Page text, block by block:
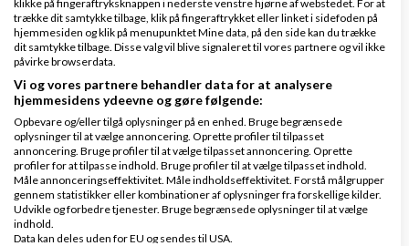
http://www.mudemedia.dk/
Han har lavet mittekstforfattersitewww.tt-
www.soundspectre.com
Mvh
Thomas Thomsen
Svar
klikke på fingeraftryksknappen i nederste venstre hjørne af webstedet. For at
trække dit samtykke tilbage, klik på fingeraftrykket eller linket i sidefoden på
hjemmesiden og klik på menupunktet Mine data, på den side kan du trække
dit samtykke tilbage. Disse valg vil blive signaleret til vores partnere og vil ikke
påvirke browserdata.
Vi og vores partnere behandler data for at analysere
hjemmesidens ydeevne og gøre følgende:
Opbevare og/eller tilgå oplysninger på en enhed. Bruge begrænsede
oplysninger til at vælge annoncering. Oprette profiler til tilpasset
annoncering. Bruge profiler til at vælge tilpasset annoncering. Oprette
profiler for at tilpasse indhold. Bruge profiler til at vælge tilpasset indhold.
Måle annonceringseffektivitet. Måle indholdseffektivitet. Forstå målgrupper
gennem statistikker eller kombinationer af oplysninger fra forskellige kilder.
Udvikle og forbedre tjenester. Bruge begrænsede oplysninger til at vælge
indhold.
Data kan deles uden for EU og sendes til USA.